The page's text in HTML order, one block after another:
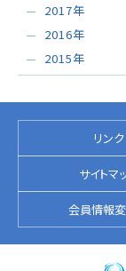
2017年
2016年
2015年
リンク
サイトマ
会員情報